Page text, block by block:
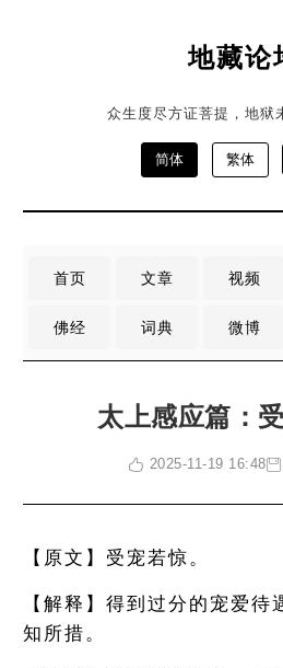
地藏论
众生度尽方证菩提，地狱
简体 繁体
首页 文章 视频
佛经 词典 微博
太上感应篇：
2025-11-19 16:48
【原文】受宠若惊。
【解释】得到过分的宠爱待
知所措。